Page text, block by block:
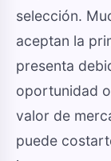
selección.
aceptan la
presenta
oportunidad
valor de
puede